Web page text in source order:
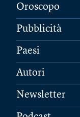
Oroscopo
Pubblicità
Paesi
Autori
Newsletter